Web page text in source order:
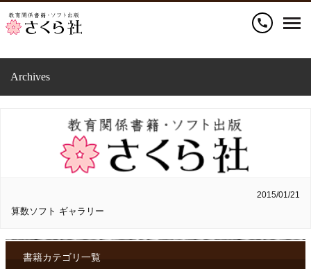
call
Archives
2015/01/21
算数ソフト ギャラリー
書籍カテゴリ一覧